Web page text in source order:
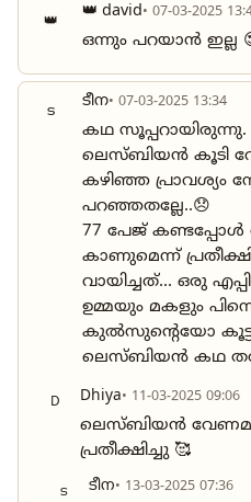
👑 👑 david• 07-03-2025
ഒന്നും പറയാൻ ഇല്ല
ട ടീന• 07-03-2025 13:34
കഥ
ലെസ്ബിയൻ കൂടി
കഴിഞ്ഞ പ്രാവശ്യം
പറഞ്ഞതല്ലേ..😞
77 പേജ് കണ്ടപ്പോൾ
കാണുമെന്ന്
വായിച്ചത്... ഒരു
ഉമ്മയും മകളും
കുൽസുൻ്റെയോ
ലെസ്ബിയൻ കഥ
D Dhiya• 11-03-2025 09:06
ലെസ്ബിയൻ
പ്രതീക്ഷിച്ചു 🥰
ട ടീന• 13-03-2025 07:36